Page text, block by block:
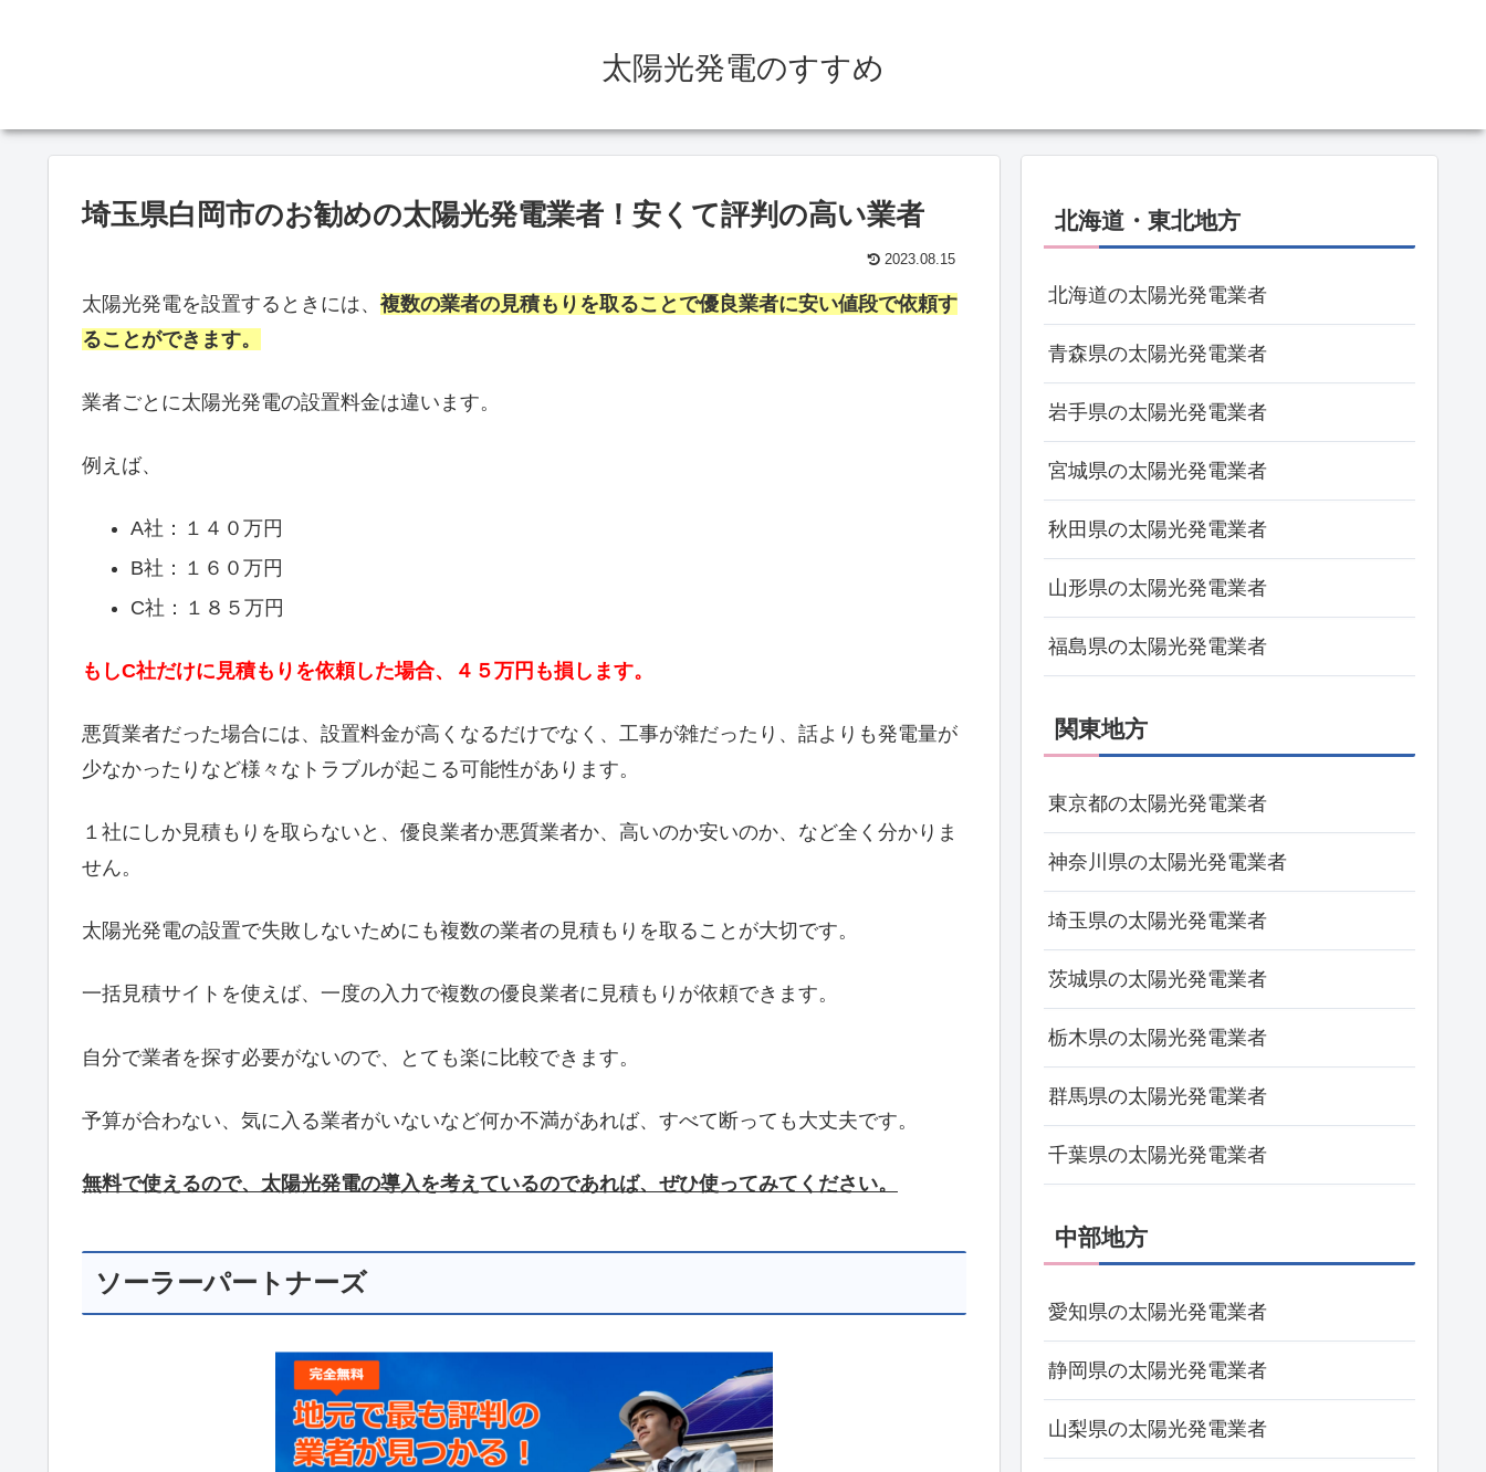
太陽光発電のすすめ
埼玉県白岡市のお勧めの太陽光発電業者！安くて評判の高い業者
2023.08.15
太陽光発電を設置するときには、 複数の業者の見積もりを取ることで優良業者に安い値段で依頼す
ることができます。
業者ごとに太陽光発電の設置料金は違います。
例えば、
A社：１４０万円
B社：１６０万円
C社：１８５万円
もしC社だけに見積もりを依頼した場合、４５万円も損します。
悪質業者だった場合には、設置料金が高くなるだけでなく、工事が雑だったり、話よりも発電量が
少なかったりなど様々なトラブルが起こる可能性があります。
１社にしか見積もりを取らないと、優良業者か悪質業者か、高いのか安いのか、など全く分かりま
せん。
太陽光発電の設置で失敗しないためにも複数の業者の見積もりを取ることが大切です。
一括見積サイトを使えば、一度の入力で複数の優良業者に見積もりが依頼できます。
自分で業者を探す必要がないので、とても楽に比較できます。
予算が合わない、気に入る業者がいないなど何か不満があれば、すべて断っても大丈夫です。
無料で使えるので、太陽光発電の導入を考えているのであれば、ぜひ使ってみてください。
ソーラーパートナーズ
北海道・東北地方
北海道の太陽光発電業者
青森県の太陽光発電業者
岩手県の太陽光発電業者
宮城県の太陽光発電業者
秋田県の太陽光発電業者
山形県の太陽光発電業者
福島県の太陽光発電業者
関東地方
東京都の太陽光発電業者
神奈川県の太陽光発電業者
埼玉県の太陽光発電業者
茨城県の太陽光発電業者
栃木県の太陽光発電業者
群馬県の太陽光発電業者
千葉県の太陽光発電業者
中部地方
愛知県の太陽光発電業者
静岡県の太陽光発電業者
山梨県の太陽光発電業者